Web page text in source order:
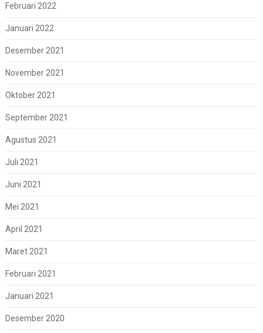
Februari 2022
Januari 2022
Desember 2021
November 2021
Oktober 2021
September 2021
Agustus 2021
Juli 2021
Juni 2021
Mei 2021
April 2021
Maret 2021
Februari 2021
Januari 2021
Desember 2020